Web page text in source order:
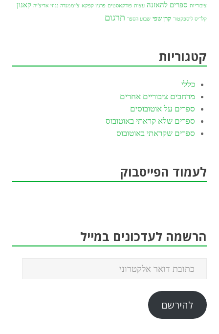
ציבוריות ספרים להאזנה עצות פודקאסטים פרנץ קפקא צ'יממנדה נגוזי אדיצ'יה קאנון
קלריס ליספקטור קרן שפי שבוע הספר תרגום
קטגוריות
כללי
מרחבים ציבוריים אחרים
ספרים על אוטובוסים
ספרים שלא קראתי באוטובוס
ספרים שקראתי באוטובוס
לעמוד הפייסבוק
הרשמה לעדכונים במייל
להירשם